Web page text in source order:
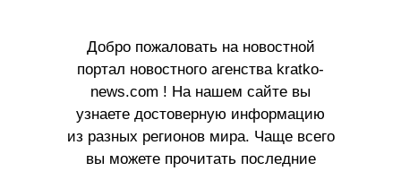
Добро пожаловать на новостной
портал новостного агенства kratko-
news.com ! На нашем сайте вы
узнаете достоверную информацию
из разных регионов мира. Чаще всего
вы можете прочитать последние